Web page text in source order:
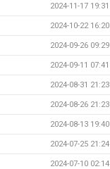
2024-11-17 19:31
2024-10-22 16:20
2024-09-26 09:29
2024-09-11 07:41
2024-08-31 21:23
2024-08-26 21:23
2024-08-13 19:40
2024-07-25 21:24
2024-07-10 02:14